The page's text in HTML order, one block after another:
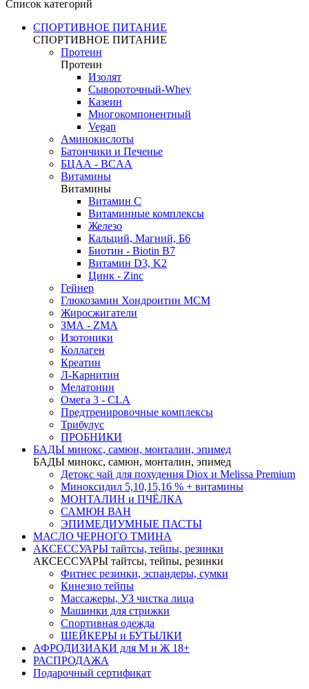
Список категорий
СПОРТИВНОЕ ПИТАНИЕ
СПОРТИВНОЕ ПИТАНИЕ
Протеин
Протеин
Изолят
Сывороточный-Whey
Казеин
Многокомпонентный
Vegan
Аминокислоты
Батончики и Печенье
БЦАА - BCAA
Витамины
Витамины
Витамин C
Витаминные комплексы
Железо
Кальций, Магний, Б6
Биотин - Biotin B7
Витамин D3, K2
Цинк - Zinc
Гейнер
Глюкозамин Хондроитин МСМ
Жиросжигатели
ЗМА - ZMA
Изотоники
Коллаген
Креатин
Л-Карнитин
Мелатонин
Омега 3 - CLA
Предтренировочные комплексы
Трибулус
ПРОБНИКИ
БАДЫ минокс, самюн, монталин, эпимед
БАДЫ минокс, самюн, монталин, эпимед
Детокс чай для похудения Diox и Melissa Premium
Миноксидил 5,10,15,16 % + витамины
МОНТАЛИН и ПЧЁЛКА
САМЮН ВАН
ЭПИМЕДИУМНЫЕ ПАСТЫ
МАСЛО ЧЕРНОГО ТМИНА
АКСЕССУАРЫ тайтсы, тейпы, резинки
АКСЕССУАРЫ тайтсы, тейпы, резинки
Фитнес резинки, эспандеры, сумки
Кинезио тейпы
Массажеры, УЗ чистка лица
Машинки для стрижки
Спортивная одежда
ШЕЙКЕРЫ и БУТЫЛКИ
АФРОДИЗИАКИ для М и Ж 18+
РАСПРОДАЖА
Подарочный сертификат